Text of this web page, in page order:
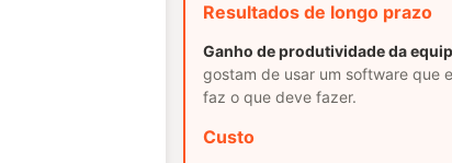
Resultados de longo prazo
Ganho de produtividade da
gostam de usar um software que
faz o que deve fazer.
Custo